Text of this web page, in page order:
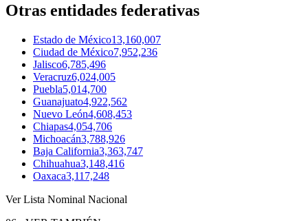
Otras entidades federativas
Estado de México13,160,007
Ciudad de México7,952,236
Jalisco6,785,496
Veracruz6,024,005
Puebla5,014,700
Guanajuato4,922,562
Nuevo León4,608,453
Chiapas4,054,706
Michoacán3,788,926
Baja California3,363,747
Chihuahua3,148,416
Oaxaca3,117,248
Ver Lista Nominal Nacional